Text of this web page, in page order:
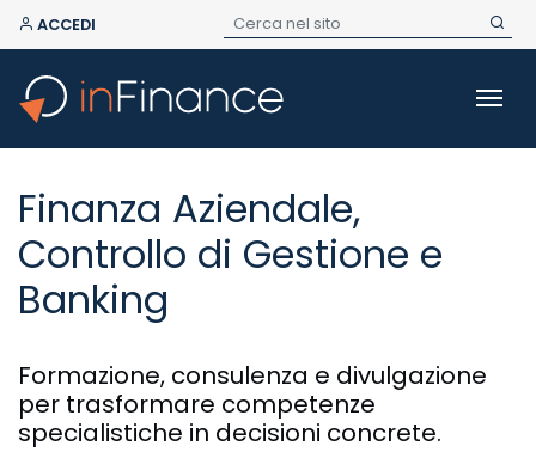
ACCEDI
Finanza Aziendale,
Controllo di Gestione e
Banking
Formazione, consulenza e divulgazione
per trasformare competenze
specialistiche in decisioni concrete.